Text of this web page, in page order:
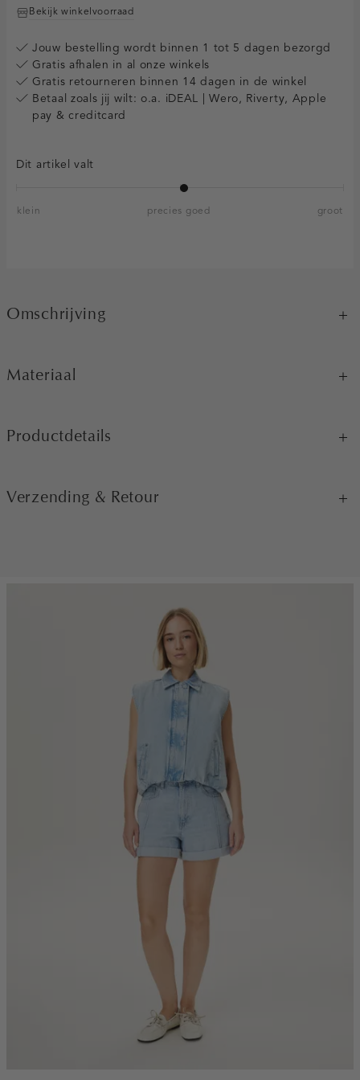
Bekijk winkelvoorraad
Jouw bestelling wordt binnen 1 tot 5 dagen bezorgd
Gratis afhalen in al onze winkels
Gratis retourneren binnen 14 dagen in de winkel
Betaal zoals jij wilt: o.a. iDEAL | Wero, Riverty, Apple
pay & creditcard
Dit artikel valt
klein precies goed groot
Omschrijving
Materiaal
Productdetails
Verzending & Retour